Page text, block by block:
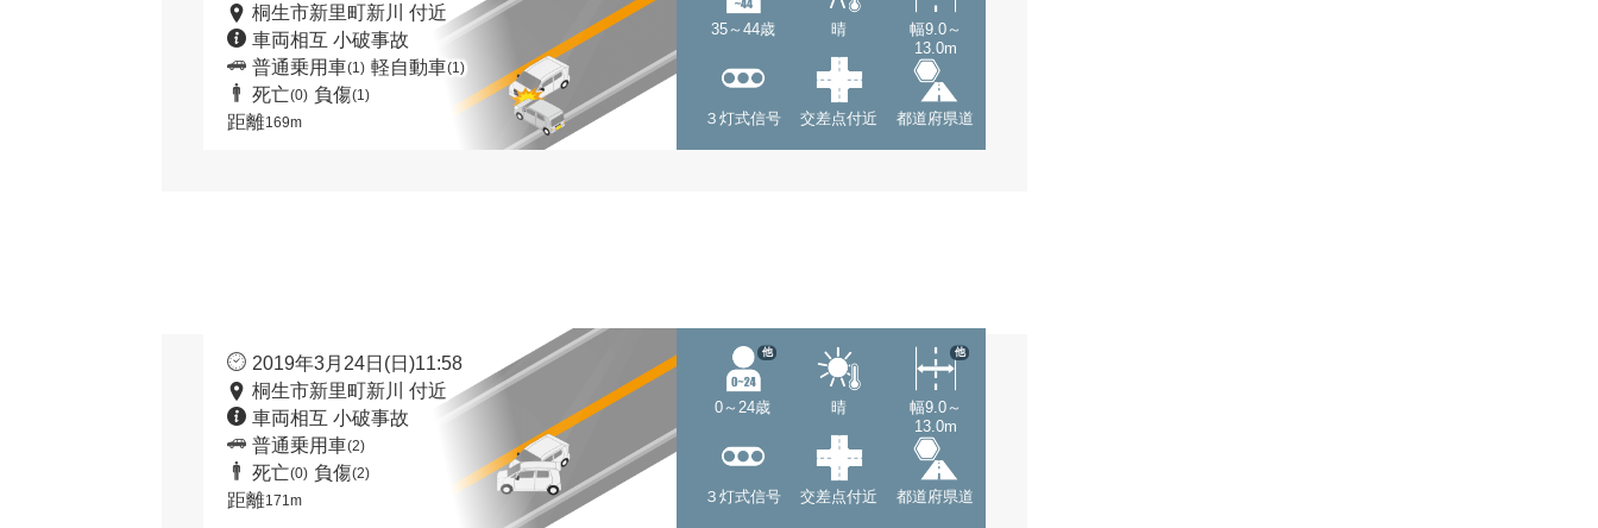
桐生市新里町新川 付近
車両相互 小破事故
普通乗用車(1) 軽自動車(1)
死亡(0) 負傷(1)
距離169m
35～44歳 晴
幅9.0～
13.0m
３灯式信号 交差点付近 都道府県道
2019年3月24日(日)11:58
桐生市新里町新川 付近
車両相互 小破事故
普通乗用車(2)
死亡(0) 負傷(2)
距離171m
0～24歳
他
晴
幅9.0～
13.0m
他
３灯式信号 交差点付近 都道府県道